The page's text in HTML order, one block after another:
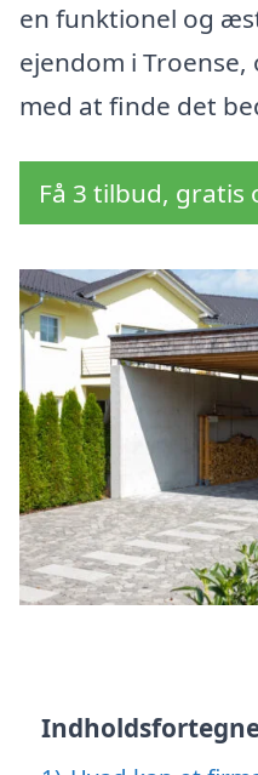
en funktionel og
ejendom i
med at finde det
Få 3 tilbud,